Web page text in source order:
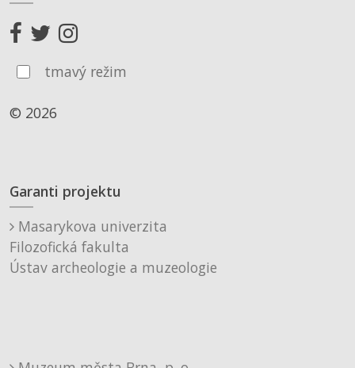
tmavý režim
© 2026
Garanti projektu
Masarykova univerzita
Filozofická fakulta
Ústav archeologie a muzeologie